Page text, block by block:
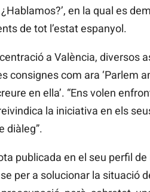
¿Hablamos?’, en la qual es
de tot l’estat espanyol.
a València, diversos
consignes com ara ‘Parlem
en ella’. “Ens volen
la iniciativa en els
diàleg”.
publicada en el seu perfil
per a solucionar la situació